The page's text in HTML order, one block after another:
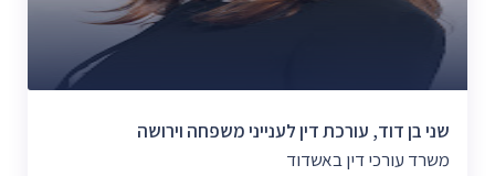
שני בן דוד, עורכת דין לענייני משפחה וירושה
משרד עורכי דין באשדוד